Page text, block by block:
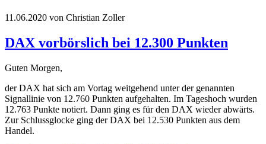
11.06.2020 von Christian Zoller
DAX vorbörslich bei 12.300 Punkten
Guten Morgen,
der DAX hat sich am Vortag weitgehend unter der genannten
Signallinie von 12.760 Punkten aufgehalten. Im Tageshoch wurden
12.763 Punkte notiert. Dann ging es für den DAX wieder abwärts.
Zur Schlussglocke ging der DAX bei 12.530 Punkten aus dem
Handel.